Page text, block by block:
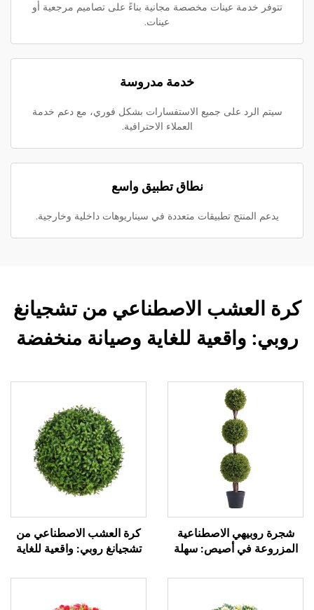
تتوفر خدمة عينات مخصصة مجانية بناءً على تصاميم مرجعية أو
عينات.
خدمة مدروسة
سيتم الرد على جميع الاستفسارات بشكل فوري، مع دعم خدمة
العملاء الاحترافية.
نطاق تطبيق واسع
يدعم المنتج تطبيقات متعددة في سيناريوهات داخلية وخارجية.
كرة العشب الاصطناعي من تشجيانغ
روبي: واقعية للغاية وصيانة منخفضة
شجرة روبيهي الاصطناعية
المزروعة في أصيص: سهلة
وواقعية للغاية
كرة العشب الاصطناعي من
تشجيانغ روبي: واقعية للغاية